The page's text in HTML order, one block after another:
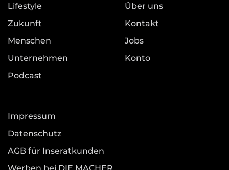
Lifestyle
Zukunft
Menschen
Unternehmen
Podcast
Über uns
Kontakt
Jobs
Konto
Impressum
Datenschutz
AGB für Inseratkunden
Werben bei DIE MACHER